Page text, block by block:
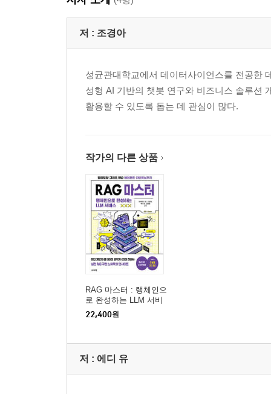
10.1 개발 환경 구축하기
__10.2.2 단계별 접근으로 복잡한 기능 구현하기
__10.2.3 단일 HTML 파일로 빌드하기
__10.2.4 마크다운 파일 만들어 저장하기
__10.3.2 3개의 에이전트 협업 시스템 만들기
· 11장: 오픈클로
11.1 오픈클로란?
__11.1.1 환경 구성 및 인프라 배포
__11.1.2 설치 및 실행
11.2 기본 사용법 및 운영 전략
11.3 오픈클로와 노션 연결
· 부록: AI 브라우저
__A.1.1 코멧 설치 및 설정
__A.1.2 영상 요약하기
저 : 조경아
성균관대학교에서 데이터사이언스를 전공한
성형 AI 기반의 챗봇 연구와 비즈니스 솔루션
활용할 수 있도록 돕는 데 관심이 많다.
작가의 다른 상품
RAG 마스터 : 랭체인으
로 완성하는 LLM 서비
스
22,400원
저 : 에디 유